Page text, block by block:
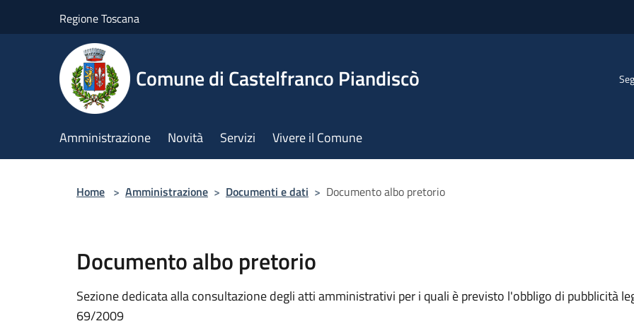
Regione Toscana
Comune di Castelfranco Piandiscò
Amministrazione Novità Servizi Vivere il Comune
Home > Amministrazione > Documenti e dati > Documento albo pretorio
Documento albo pretorio
Sezione dedicata alla consultazione degli atti amministrativi per i quali è previsto l'obbligo di pubblicità
69/2009